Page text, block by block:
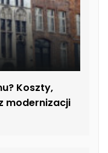
Koszty,
modernizacji